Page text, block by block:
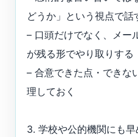
どうか」という視点で話
– 口頭だけでなく、メー
が残る形でやり取りする
– 合意できた点・できな
理しておく
3. 学校や公的機関にも